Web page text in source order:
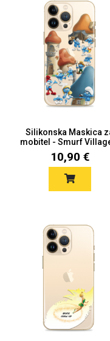
Silikonska Maskica
mobitel - Smurf
10,90 €
Za njega
motivi